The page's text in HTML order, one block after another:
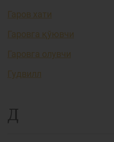
Гаров хати
Гаровга қўювчи
Гаровга олувчи
Гудвилл
Д